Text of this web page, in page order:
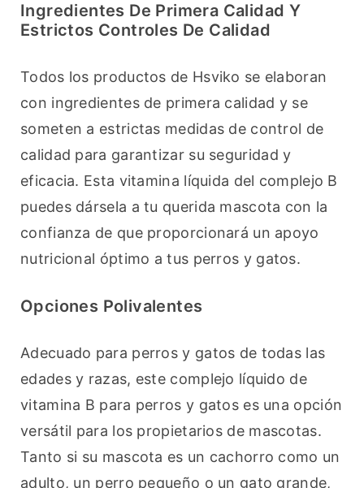
Ingredientes De Primera Calidad Y
Estrictos Controles De Calidad
Todos los productos de Hsviko se elaboran
con ingredientes de primera calidad y se
someten a estrictas medidas de control de
calidad para garantizar su seguridad y
eficacia. Esta vitamina líquida del complejo B
puedes dársela a tu querida mascota con la
confianza de que proporcionará un apoyo
nutricional óptimo a tus perros y gatos.
Opciones Polivalentes
Adecuado para perros y gatos de todas las
edades y razas, este complejo líquido de
vitamina B para perros y gatos es una opción
versátil para los propietarios de mascotas.
Tanto si su mascota es un cachorro como un
adulto, un perro pequeño o un gato grande,